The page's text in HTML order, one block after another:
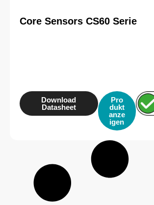
Core Sensors CS60 Serie
Pro
dukt
anze
igen
Download
Datasheet